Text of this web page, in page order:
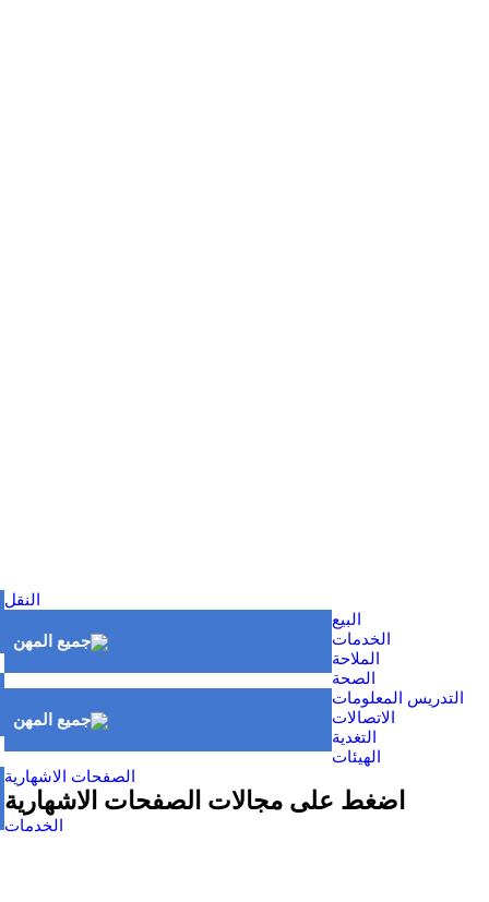
النقل
البيع
الخدمات
الملاحة
الصحة
التدريس المعلومات
الاتصالات
التغدية
الهيئات
الصفحات الاشهارية
اضغط على مجالات الصفحات الاشهارية
الخدمات